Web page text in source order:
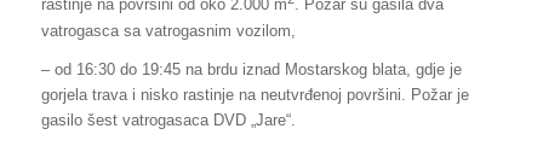
rastinje na površini od oko 2.000 m . Požar su gasila dva
vatrogasca sa vatrogasnim vozilom,
– od 16:30 do 19:45 na brdu iznad Mostarskog blata, gdje je
gorjela trava i nisko rastinje na neutvrđenoj površini. Požar je
gasilo šest vatrogasaca DVD „Jare“.